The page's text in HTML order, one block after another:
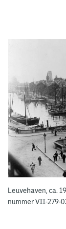
n
Leuvehaven, ca.
nummer VII-279-